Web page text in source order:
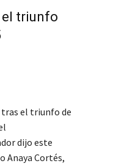
el triunfo
tras el triunfo de
dijo este
Anaya Cortés,